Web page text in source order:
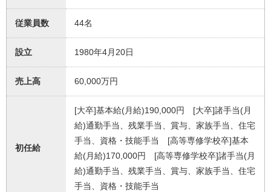
従業員数 44名
設立 1980年4月20日
売上高 60,000万円
初任給
[大卒]基本給(月給)190,000円 [大卒]諸手当(月
給)通勤手当、残業手当、賞与、家族手当、住宅
手当、資格・技能手当 [高等専修学校卒]基本
給(月給)170,000円 [高等専修学校卒]諸手当(月
給)通勤手当、残業手当、賞与、家族手当、住宅
手当、資格・技能手当